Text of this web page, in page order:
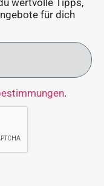
wertvolle Tipps,
für dich
.